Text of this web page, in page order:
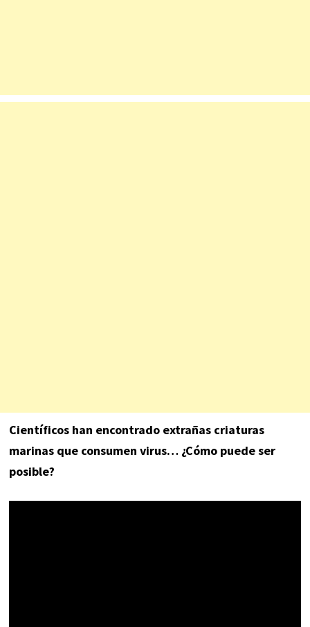
Científicos han encontrado extrañas criaturas
marinas que consumen virus… ¿Cómo puede ser
posible?